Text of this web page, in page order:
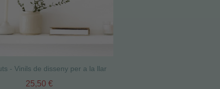
- Vinils de disseny per a la llar
25,50 €